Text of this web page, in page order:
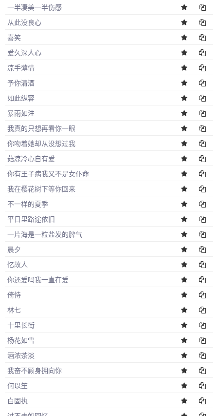
一半凄美一半伤感
从此没良心
喜笑
爱久深人心
凉手薄情
予你清酒
如此纵容
暴雨如注
我真的只想再看你一眼
你吻着她却从没想过我
菇凉冷心自有爱
你有王子病我又不是女仆命
我在樱花树下等你回来
不一样的夏季
平日里路途依旧
一片海是一粒盐发的脾气
晨夕
忆故人
你还爱吗我一直在爱
倚恃
林七
十里长街
杨花如雪
酒浓茶淡
我奋不顾身拥向你
何以笙
白固执